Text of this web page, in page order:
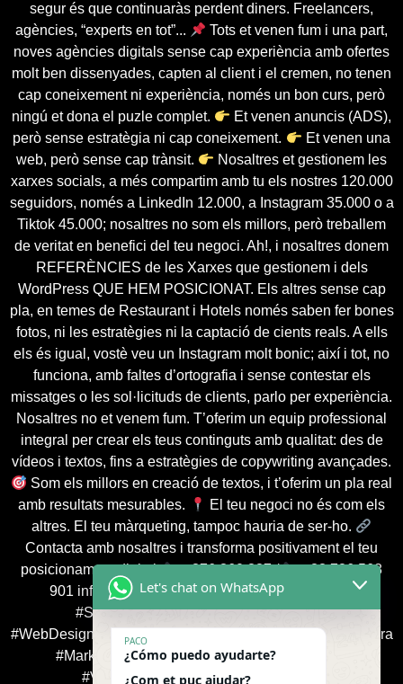
segur és que continuaràs perdent diners. Freelancers,
agències, “experts en tot”...
Tots et venen fum i una part,
noves agències digitals sense cap experiència amb ofertes
molt ben dissenyades, capten al client i el cremen, no tenen
cap coneixement ni experiència, només un bon curs, però
ningú et dona el puzle complet.
Et venen anuncis (ADS),
però sense estratègia ni cap coneixement.
Et venen una
web, però sense cap trànsit.
Nosaltres et gestionem les
xarxes socials, a més compartim amb tu els nostres 120.000
seguidors, només a LinkedIn 12.000, a Instagram 35.000 o a
Tiktok 45.000; nosaltres no som els millors, però treballem
de veritat en benefici del teu negoci. Ah!, i nosaltres donem
REFERÈNCIES de les Xarxes que gestionem i dels
WordPress QUE HEM POSICIONAT. Els altres sense cap
pla, en temes de Restaurant i Hotels només saben fer bones
fotos, ni les estratègies ni la captació de cients reals. A ells
els és igual, vostè veu un Instagram molt bonic; així i tot, no
funciona, amb faltes d’ortografia i sense contestar els
missatges o les sol·licituds de clients, parlo per experiència.
Nosaltres no et venem fum. T’oferim un equip professional
integral per crear els teus continguts amb qualitat: des de
vídeos i textos, fins a estratègies de copywriting avançades.
Som els millors en creació de textos, i t’oferim un pla real
amb resultats mesurables.
El teu negoci no és com els
altres. El teu màrqueting, tampoc hauria de ser-ho.
Contacta amb nosaltres i transforma positivament el teu
posicionament digital:
+376 360 387 /
+33 786 568
901 info@app-shop.fr
#AgenciaSEOAndorra
#SeoProfessionals #WordPressExperts
#WebDesignAndorra #PosicionamentSEO #SEOenAndorra
#MarketingDeContinguts #SeoParaEmpresas
#VisibilidadOnline #BrandingAndorra
Let's chat on WhatsApp
PACO
¿Cómo puedo ayudarte?
¿Com et puc ajudar?